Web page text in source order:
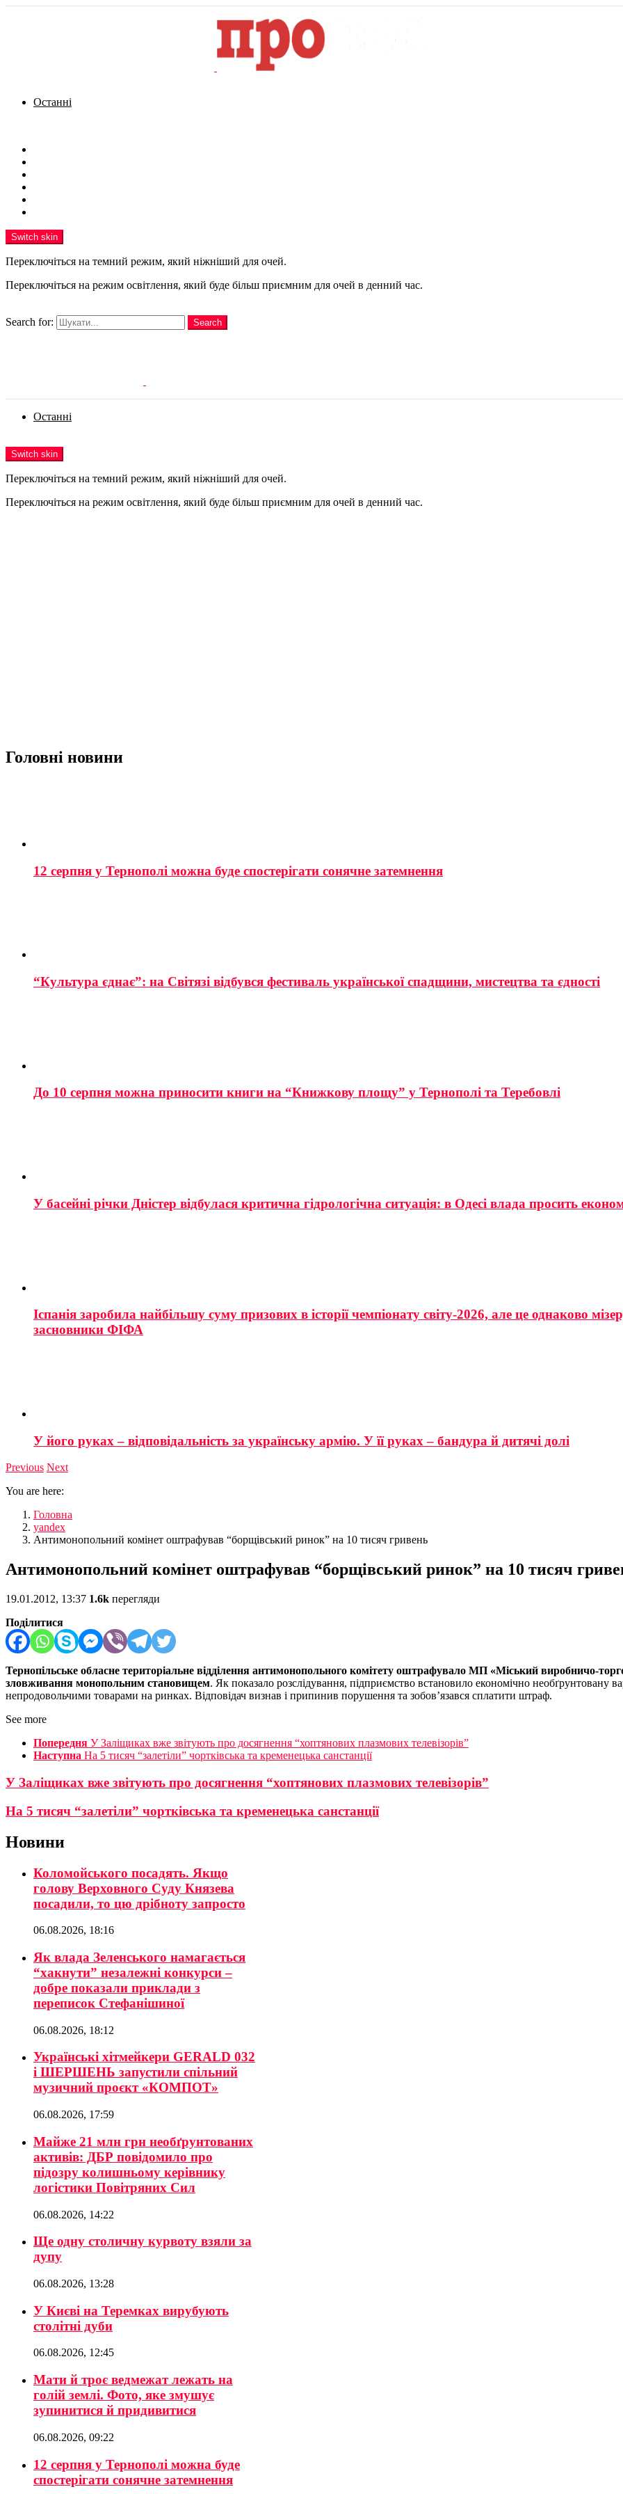
Останні
Switch skin
Переключіться на темний режим, який ніжніший для очей.
Переключіться на режим освітлення, який буде більш приємним для очей в денний час.
Search for:
Search
Останні
Switch skin
Переключіться на темний режим, який ніжніший для очей.
Переключіться на режим освітлення, який буде більш приємним для очей в денний час.
Головні новини
12 серпня у Тернополі можна буде спостерігати сонячне затемнення
“Культура єднає”: на Світязі відбувся фестиваль української спадщини, мистецтва та єдності
До 10 серпня можна приносити книги на “Книжкову площу” у Тернополі та Теребовлі
У басейні річки Дністер відбулася критична гідрологічна ситуація: в Одесі влада просить
Іспанія заробила найбільшу суму призових в історії чемпіонату світу-2026, але це однаково
засновники ФІФА
У його руках – відповідальність за українську армію. У її руках – бандура й дитячі долі
Previous Next
You are here:
Головна
yandex
Антимонопольний комінет оштрафував “борщівський ринок” на 10 тисяч гривень
Антимонопольний комінет оштрафував “борщівський ринок” на 10 тисяч
19.01.2012, 13:37 1.6k перегляди
Поділитися
Тернопільське обласне територіальне відділення антимонопольного комітету оштрафувало МП «Міський виробничо-
зловживання монопольним становищем. Як показало розслідування, підприємство встановило економічно необґрунтовану
непродовольчими товарами на ринках. Відповідач визнав і припинив порушення та зобов’язався сплатити штраф.
See more
Попередня У Заліщиках вже звітують про досягнення “хоптянових плазмових телевізорів”
Наступна На 5 тисяч “залетіли” чортківська та кременецька санстанції
У Заліщиках вже звітують про досягнення “хоптянових плазмових телевізорів”
На 5 тисяч “залетіли” чортківська та кременецька санстанції
Новини
Коломойського посадять. Якщо
голову Верховного Суду Князева
посадили, то цю дрібноту запросто
06.08.2026, 18:16
Як влада Зеленського намагається
“хакнути” незалежні конкурси –
добре показали приклади з
переписок Стефанішиної
06.08.2026, 18:12
Українські хітмейкери GERALD 032
і ШЕРШЕНЬ запустили спільний
музичний проєкт «КОМПОТ»
06.08.2026, 17:59
Майже 21 млн грн необґрунтованих
активів: ДБР повідомило про
підозру колишньому керівнику
логістики Повітряних Сил
06.08.2026, 14:22
Ще одну столичну курвоту взяли за
дупу
06.08.2026, 13:28
У Києві на Теремках вирубують
столітні дуби
06.08.2026, 12:45
Мати й троє ведмежат лежать на
голій землі. Фото, яке змушує
зупинитися й придивитися
06.08.2026, 09:22
12 серпня у Тернополі можна буде
спостерігати сонячне затемнення